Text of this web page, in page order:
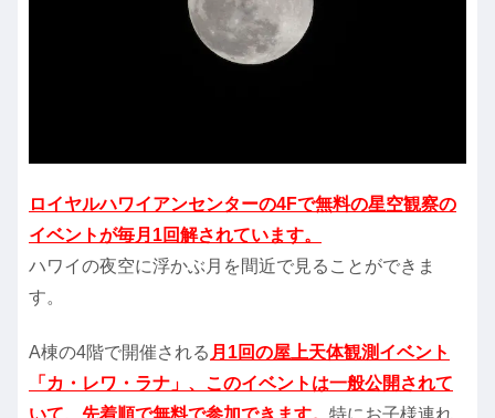
ロイヤルハワイアンセンターの4Fで無料の星空観察の
イベントが毎月1回解されています。
ハワイの夜空に浮かぶ月を間近で見ることができま
す。
A棟の4階で開催される 月1回の屋上天体観測イベント
「カ・レワ・ラナ」、このイベントは一般公開されて